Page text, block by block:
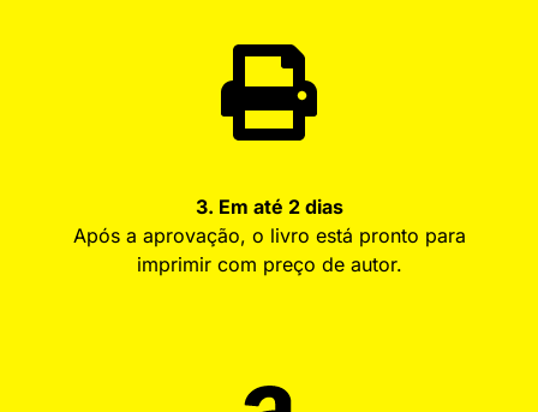
3. Em até 2 dias
Após a aprovação, o livro está pronto para
imprimir com preço de autor.